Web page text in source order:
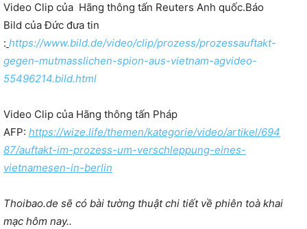
Video Clip của Hãng thông tấn Reuters Anh quốc.Báo
Bild của Đức đưa tin
: https://www.bild.de/video/clip/prozess/prozessauftakt-
gegen-mutmasslichen-spion-aus-vietnam-agvideo-
55496214.bild.html
Video Clip của Hãng thông tấn Pháp
AFP: https://wize.life/themen/kategorie/video/artikel/694
87/auftakt-im-prozess-um-verschleppung-eines-
vietnamesen-in-berlin
Thoibao.de sẽ có bài tường thuật chi tiết về phiên toà khai
mạc hôm nay..